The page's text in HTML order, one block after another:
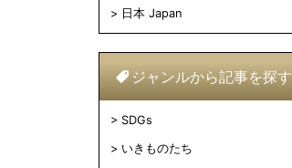
日本 Japan
ジャンルから記事を探す
SDGs
いきものたち